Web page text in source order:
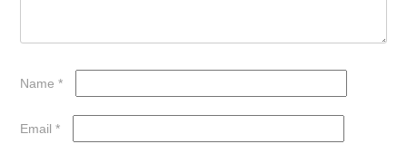
Name *
Email *